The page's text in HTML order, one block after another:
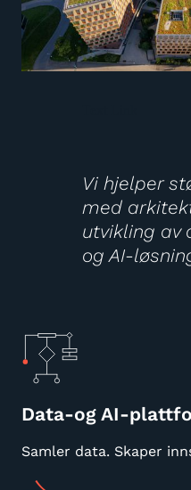
Vi hjelper
med
utvikling av
og AI-
Data-og AI-
Samler data. Skaper